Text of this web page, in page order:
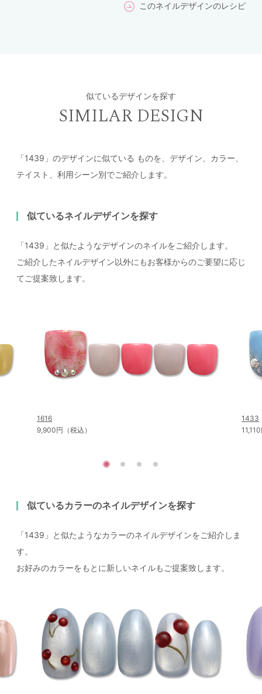
このネイルデザインのレシピ
似ているデザインを探す
SIMILAR DESIGN
「1439」のデザインに似ている ものを、デザイン、カラー、
テイスト、利用シーン別でご紹介します。
似ているネイルデザインを探す
「1439」と似たようなデザインのネイルをご紹介します。
ご紹介したネイルデザイン以外にもお客様からのご要望に応じ
てご提案致します。
1616
9,900円（税込）
1433
似ているカラーのネイルデザインを探す
「1439」と似たようなカラーのネイルデザインをご紹介しま
す。
お好みのカラーをもとに新しいネイルもご提案致します。